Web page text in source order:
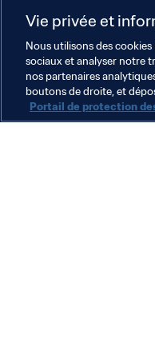
Vie privée et
Nous utilisons des
sociaux et analyser notre
nos partenaires
boutons de droite, et
Portail de protection